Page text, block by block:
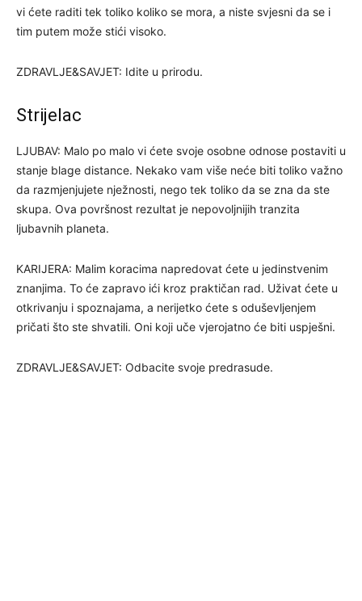
vi ćete raditi tek toliko koliko se mora, a niste svjesni da se i
tim putem može stići visoko.
ZDRAVLJE&SAVJET: Idite u prirodu.
Strijelac
LJUBAV: Malo po malo vi ćete svoje osobne odnose postaviti u
stanje blage distance. Nekako vam više neće biti toliko važno
da razmjenjujete nježnosti, nego tek toliko da se zna da ste
skupa. Ova površnost rezultat je nepovoljnijih tranzita
ljubavnih planeta.
KARIJERA: Malim koracima napredovat ćete u jedinstvenim
znanjima. To će zapravo ići kroz praktičan rad. Uživat ćete u
otkrivanju i spoznajama, a nerijetko ćete s oduševljenjem
pričati što ste shvatili. Oni koji uče vjerojatno će biti uspješni.
ZDRAVLJE&SAVJET: Odbacite svoje predrasude.